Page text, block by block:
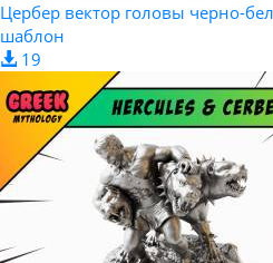
Цербер вектор головы черно-
шаблон
19